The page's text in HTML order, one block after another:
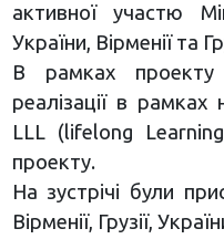
активної участю
України, Вірменії та
В рамках
реалізації в
LLL (lifelong
проекту.
На зустрічі були
Вірменії, Грузії,